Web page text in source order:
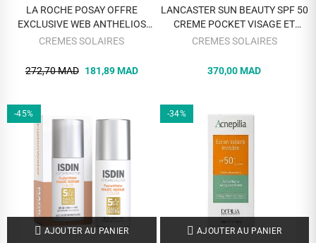
LA ROCHE POSAY OFFRE
EXCLUSIVE WEB ANTHELIOS
UVMUNE 400 GEL CREME OIL
THERMAL 50 ML OFFERTE
CREMES SOLAIRES
272,70 MAD 181,89 MAD
LANCASTER SUN BEAUTY SPF 50
CREME POCKET VISAGE ET
CORPS 30 ML
CREMES SOLAIRES
370,00 MAD
-45%
AJOUTER AU PANIER
-34%
AJOUTER AU PANIER